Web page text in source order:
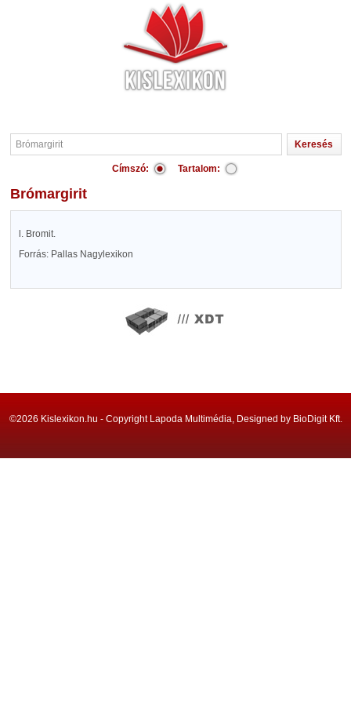
Címszó: Tartalom:
Brómargirit
l. Bromit.
Forrás: Pallas Nagylexikon
©2026 Kislexikon.hu - Copyright Lapoda Multimédia, Designed by BioDigit Kft.